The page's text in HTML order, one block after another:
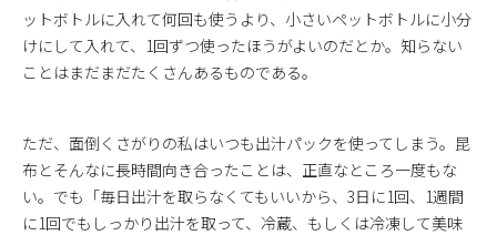
ットボトルに入れて何回も使うより、小さいペットボトルに小分
けにして入れて、1回ずつ使ったほうがよいのだとか。知らない
ことはまだまだたくさんあるものである。
ただ、面倒くさがりの私はいつも出汁パックを使ってしまう。昆
布とそんなに長時間向き合ったことは、正直なところ一度もな
い。でも「毎日出汁を取らなくてもいいから、3日に1回、1週間
に1回でもしっかり出汁を取って、冷蔵、もしくは冷凍して美味